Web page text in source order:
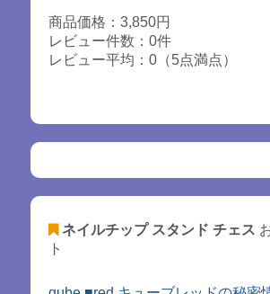
商品価格：3,850円
レビュー件数：0件
レビュー平均：0（5点満点）
ネイルチップ スタンド チェス
ト